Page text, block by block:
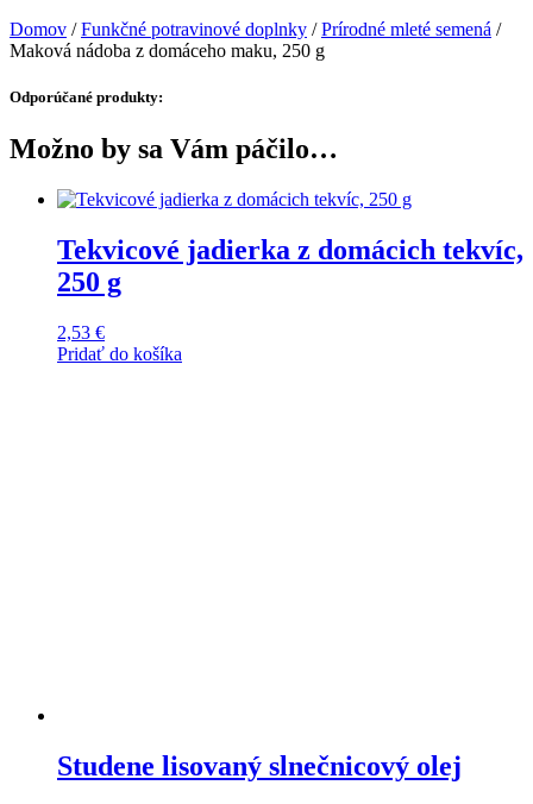
Domov /Funkčné potravinové doplnky /Prírodné mleté semená /
Maková nádoba z domáceho maku, 250 g
Odporúčané produkty:
Možno by sa Vám páčilo…
Tekvicové jadierka z domácich tekvíc,
250 g
2,53 €
Pridať do košíka
Studene lisovaný slnečnicový olej